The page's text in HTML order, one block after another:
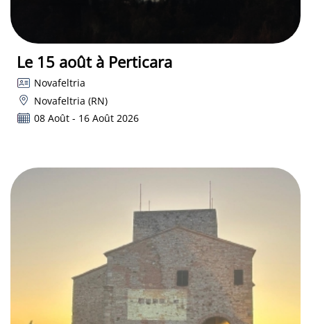
Le 15 août à Perticara
Novafeltria
Novafeltria (RN)
08 Août - 16 Août 2026